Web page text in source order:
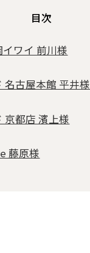
目次
ワイ 前川様
名古屋本館 平井様
京都店 濱上様
藤原様